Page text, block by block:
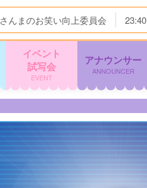
さんまのお笑い向上委員会 23:40
イベント
試写会
EVENT
アナウンサー
ANNOUNCER